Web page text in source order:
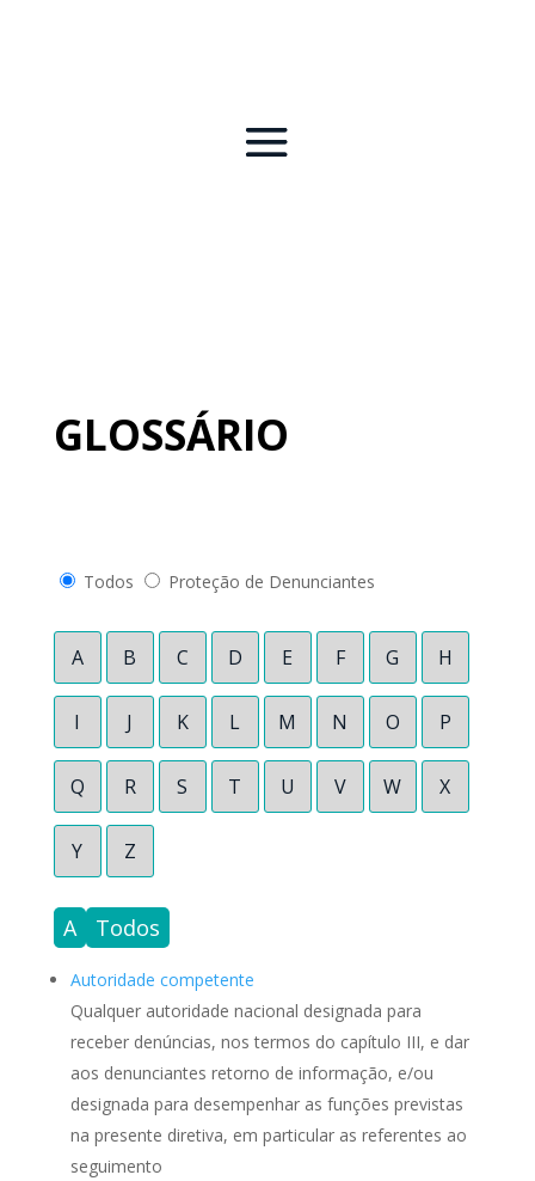
GLOSSÁRIO
Todos Proteção de Denunciantes
A B C D E F G H
I J K L M N O P
Q R S T U V W X
Y Z
A Todos
Autoridade competente
Qualquer autoridade nacional designada para
receber denúncias, nos termos do capítulo III, e dar
aos denunciantes retorno de informação, e/ou
designada para desempenhar as funções previstas
na presente diretiva, em particular as referentes ao
seguimento